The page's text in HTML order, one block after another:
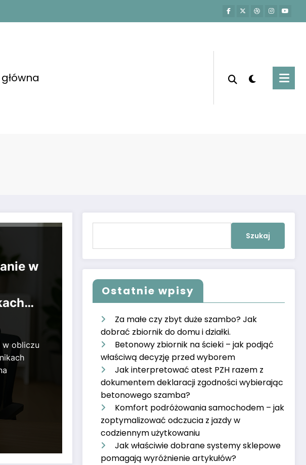
społecznościowych
w
w obliczu
Ostatnie wpisy
Za małe czy zbyt duże szambo? Jak
dobrać zbiornik do domu i działki.
Betonowy zbiornik na ścieki – jak podjąć
właściwą decyzję przed wyborem
Jak interpretować atest PZH razem z
dokumentem deklaracji zgodności wybierając
betonowego szamba?
Komfort podróżowania samochodem – jak
zoptymalizować odczucia z jazdy w
codziennym użytkowaniu
Jak właściwie dobrane systemy sklepowe
pomagają wyróżnienie artykułów?